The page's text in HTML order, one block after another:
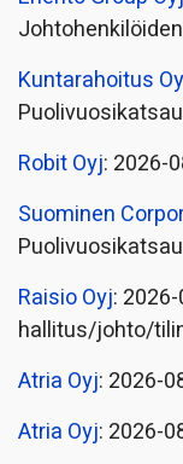
Kuntarahoitus
Robit Oyj: 2026-
Suominen
Raisio Oyj:
hallitus/johto/
Atria Oyj: 2026-
Atria Oyj: 2026-